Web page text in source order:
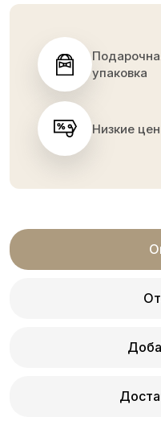
упаковка
Низкие